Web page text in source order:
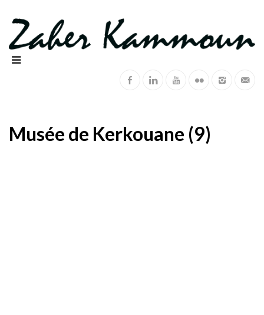
Musée de Kerkouane (9)